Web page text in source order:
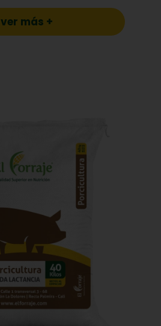
ver más +